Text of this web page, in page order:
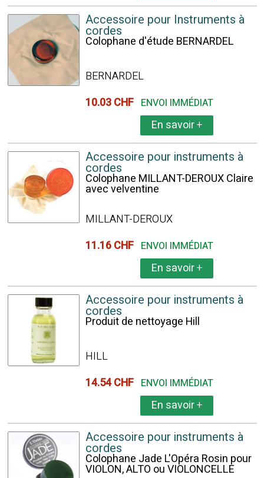
Accessoire pour Instruments à
cordes
Colophane d'étude BERNARDEL
BERNARDEL
10.03 CHF ENVOI IMMÉDIAT
En savoir+
Accessoire pour instruments à
cordes
Colophane MILLANT-DEROUX Claire
avec velventine
MILLANT-DEROUX
11.16 CHF ENVOI IMMÉDIAT
En savoir+
Accessoire pour instruments à
cordes
Produit de nettoyage Hill
HILL
14.54 CHF ENVOI IMMÉDIAT
En savoir+
Accessoire pour instruments à
cordes
Colophane Jade L'Opéra Rosin pour
VIOLON, ALTO ou VIOLONCELLE